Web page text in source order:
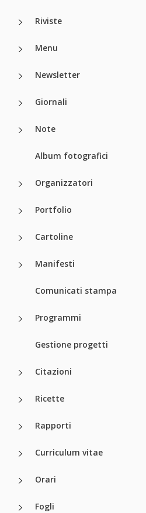
Riviste
Menu
Newsletter
Giornali
Note
Album fotografici
Organizzatori
Portfolio
Cartoline
Manifesti
Comunicati stampa
Programmi
Gestione progetti
Citazioni
Ricette
Rapporti
Curriculum vitae
Orari
Fogli